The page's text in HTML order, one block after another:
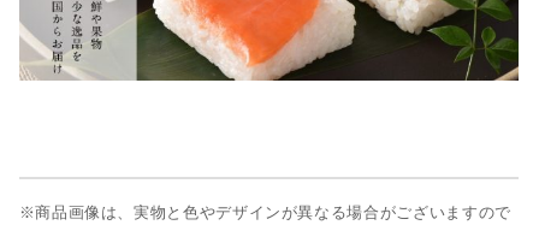
※商品画像は、実物と色やデザインが異なる場合がございますので